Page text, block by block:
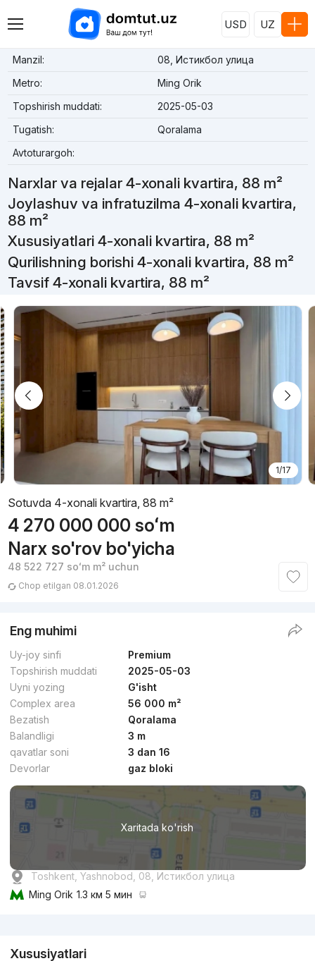
USD UZ
Manzil:
08, Истикбол улица
Metro:
Ming Orik
Topshirish muddati:
2025-05-03
Tugatish:
Qoralama
Avtoturargoh:
Narxlar va rejalar 4-xonali kvartira, 88 m²
Joylashuv va infratuzilma 4-xonali kvartira,
88 m²
Xususiyatlari 4-xonali kvartira, 88 m²
Qurilishning borishi 4-xonali kvartira, 88 m²
Tavsif 4-xonali kvartira, 88 m²
1/17
Sotuvda 4-xonali kvartira, 88 m²
4 270 000 000 soʻm
Narx so'rov bo'yicha
48 522 727 soʻmm² uchun
Chop etilgan 08.01.2026
Eng muhimi
Uy-joy sinfi
Premium
Topshirish muddati
2025-05-03
Uyni yozing
G'isht
Complex area
56 000 m²
Bezatish
Qoralama
Balandligi
3 m
qavatlar soni
3 dan 16
Devorlar
gaz bloki
Xaritada ko'rish
Toshkent, Yashnobod, 08, Истикбол улица
Ming Orik 1.3 км 5 мин
Xususiyatlari